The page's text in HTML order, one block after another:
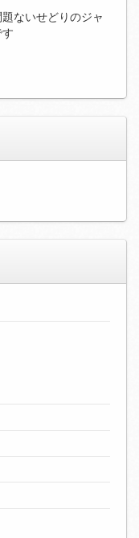
ないせどりのジャ